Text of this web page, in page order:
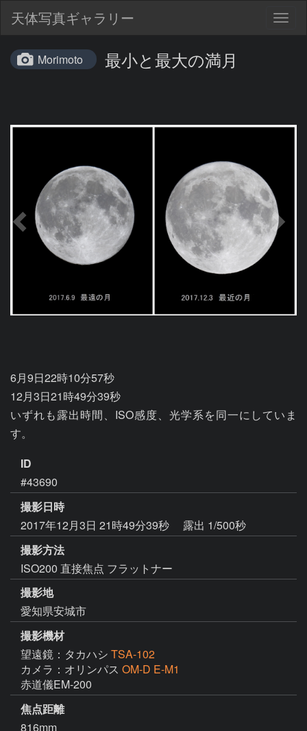
天体写真ギャラリー
Morimoto 最小と最大の満月
6月9日22時10分57秒
12月3日21時49分39秒
いずれも露出時間、ISO感度、光学系を同一にしていま
す。
ID
#43690
撮影日時
2017年12月3日 21時49分39秒
露出 1/500秒
撮影方法
ISO200 直接焦点 フラットナー
撮影地
愛知県安城市
撮影機材
望遠鏡：タカハシ TSA-102
カメラ：オリンパス OM-D E-M1
赤道儀EM-200
焦点距離
816mm